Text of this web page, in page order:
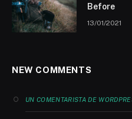
Before
13/01/2021
NEW COMMENTS
UN COMENTARISTA DE